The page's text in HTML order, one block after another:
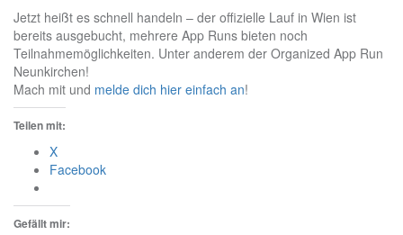
Jetzt heißt es schnell handeln – der offizielle Lauf in Wien ist
bereits ausgebucht, mehrere App Runs bieten noch
Teilnahmemöglichkeiten. Unter anderem der Organized App Run
Neunkirchen!
Mach mit und melde dich hier einfach an!
Teilen mit:
X
Facebook
Gefällt mir: